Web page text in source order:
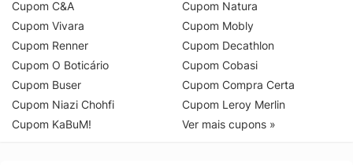
Cupom C&A
Cupom Vivara
Cupom Renner
Cupom O Boticário
Cupom Buser
Cupom Niazi Chohfi
Cupom KaBuM!
Cupom Natura
Cupom Mobly
Cupom Decathlon
Cupom Cobasi
Cupom Compra Certa
Cupom Leroy Merlin
Ver mais cupons »